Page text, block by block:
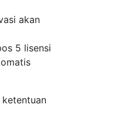
akan
5 lisensi